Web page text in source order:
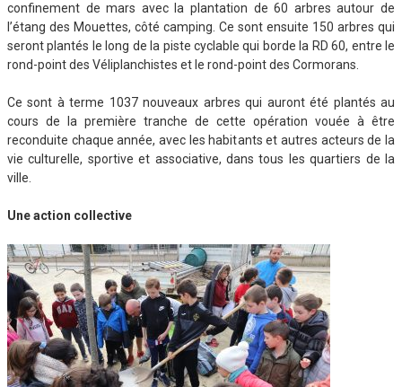
confinement de mars avec la plantation de 60 arbres autour de
l’étang des Mouettes, côté camping. Ce sont ensuite 150 arbres qui
seront plantés le long de la piste cyclable qui borde la RD 60, entre le
rond-point des Véliplanchistes et le rond-point des Cormorans.
Ce sont à terme 1037 nouveaux arbres qui auront été plantés au
cours de la première tranche de cette opération vouée à être
reconduite chaque année, avec les habitants et autres acteurs de la
vie culturelle, sportive et associative, dans tous les quartiers de la
ville.
Une action collective